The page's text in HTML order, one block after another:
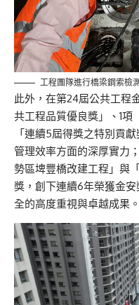
工程團隊進行橋梁鋼索檢
此外，在第24屆公共工程
共工程品質優良獎」、1
「連續5屆得獎之特別貢
管理效率方面的深厚實力
勢區埤豐橋改建工程」與
獎，創下連續6年榮獲金
全的高度重視與卓越成果。